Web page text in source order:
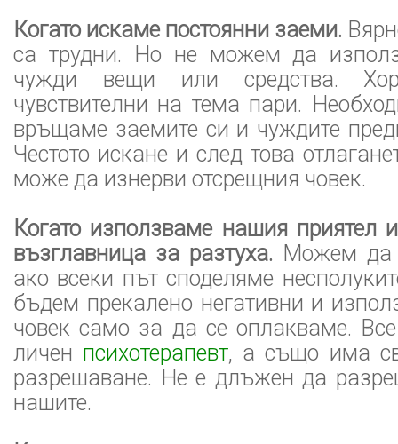
Когато искаме постоянни заеми.
са трудни. Но не можем да
чужди вещи или средства.
чувствителни на тема пари.
връщаме заемите си и чуждите
Честото искане и след това
може да изнерви отсрещния човек.
Когато използваме нашия приятел
възглавница за разтуха. Можем да
ако всеки път споделяме
бъдем прекалено негативни и
човек само за да се оплакваме.
личен психотерапевт, а също има
разрешаване. Не е длъжен да
нашите.